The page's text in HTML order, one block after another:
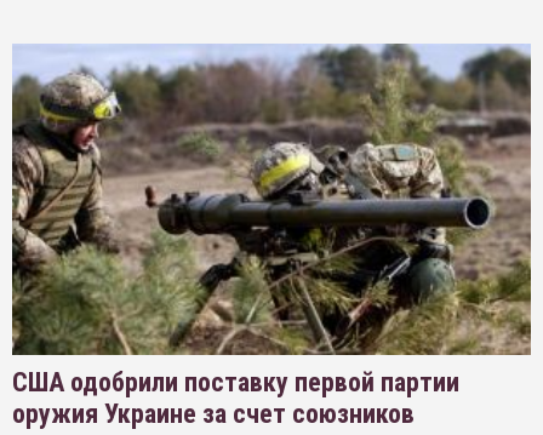
США одобрили поставку первой партии
оружия Украине за счет союзников